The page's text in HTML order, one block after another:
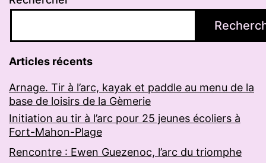
Articles récents
Arnage. Tir à l’arc, kayak et paddle au menu de la
base de loisirs de la Gèmerie
Initiation au tir à l’arc pour 25 jeunes écoliers à
Fort-Mahon-Plage
Rencontre : Ewen Guezenoc, l’arc du triomphe